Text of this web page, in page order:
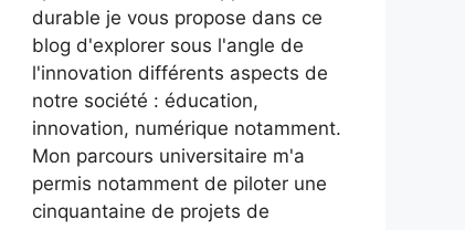
durable je vous propose dans ce
blog d'explorer sous l'angle de
l'innovation différents aspects de
notre société : éducation,
innovation, numérique notamment.
Mon parcours universitaire m'a
permis notamment de piloter une
cinquantaine de projets de